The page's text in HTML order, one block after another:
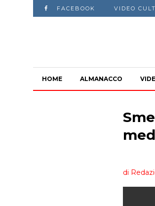
FACEBOOK VIDEO CULT
HOME ALMANACCO
di